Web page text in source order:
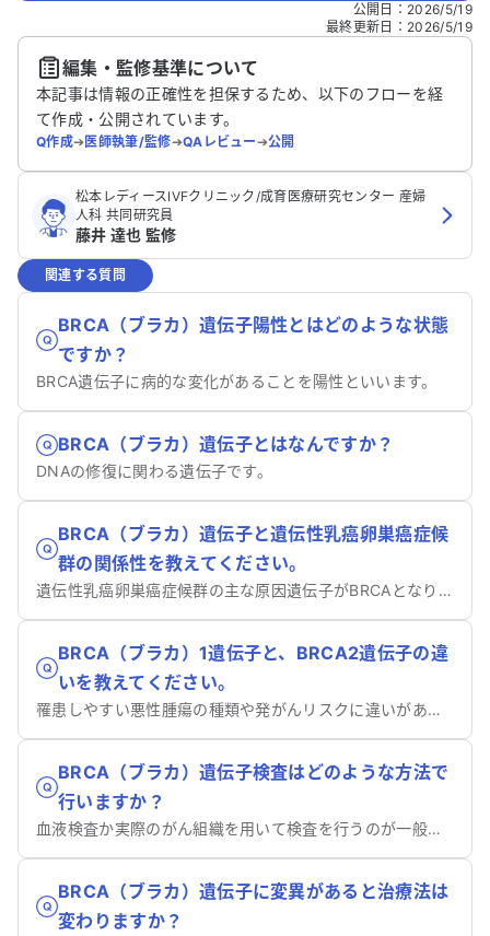
公開日 ： 2026/5/19
最終更新日 ： 2026/5/19
編集・監修基準について
本記事は情報の正確性を担保するため、以下のフローを経
て作成・公開されています。
Q作成➔医師執筆/監修➔QAレビュー➔公開
松本レディースIVFクリニック/成育医療研究センター 産婦
人科 共同研究員
藤井 達也 監修
関連する質問
BRCA（ブラカ）遺伝子陽性とはどのような状態
ですか？
BRCA遺伝子に病的な変化があることを陽性といいます。
BRCA（ブラカ）遺伝子とはなんですか？
DNAの修復に関わる遺伝子です。
BRCA（ブラカ）遺伝子と遺伝性乳癌卵巣癌症候
群の関係性を教えてください。
遺伝性乳癌卵巣癌症候群の主な原因遺伝子がBRCAとなります。
BRCA（ブラカ）1遺伝子と、BRCA2遺伝子の違
いを教えてください。
罹患しやすい悪性腫瘍の種類や発がんリスクに違いがあります。
BRCA（ブラカ）遺伝子検査はどのような方法で
行いますか？
血液検査か実際のがん組織を用いて検査を行うのが一般的です。
BRCA（ブラカ）遺伝子に変異があると治療法は
変わりますか？